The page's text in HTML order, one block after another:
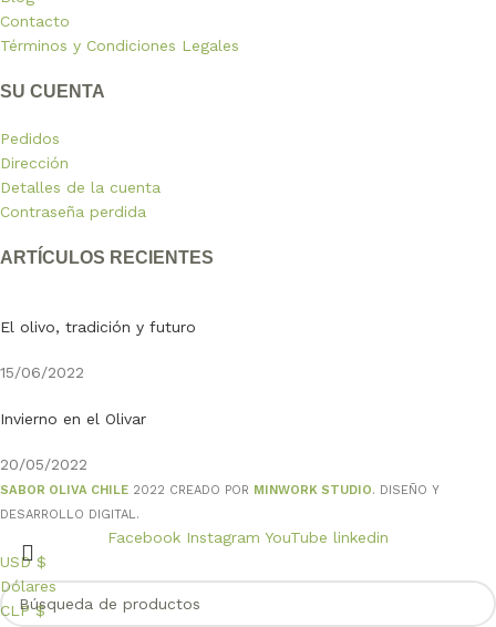
Contacto
Términos y Condiciones Legales
SU CUENTA
Pedidos
Dirección
Detalles de la cuenta
Contraseña perdida
ARTÍCULOS RECIENTES
El olivo, tradición y futuro
15/06/2022
Invierno en el Olivar
20/05/2022
SABOR OLIVA CHILE 2022 CREADO POR MINWORK STUDIO. DISEÑO Y
DESARROLLO DIGITAL.
Facebook Instagram YouTube linkedin
USD $
Dólares
CLP $